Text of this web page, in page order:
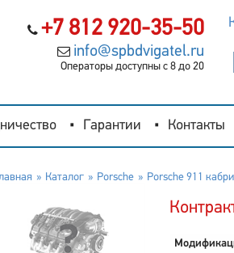
+7 812 920-35-50
info@spbdvigatel.ru
Операторы доступны с 8 до 20
Гарантии Контакты
Каталог Porsche Porsche 911